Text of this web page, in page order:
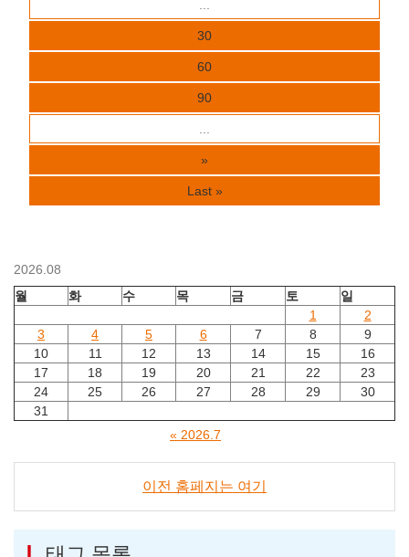
30
60
90
»
Last »
2026.08
월
화 수 목 금 토
일
1
2
3
4 5 6 7 8
9
10
11 12 13 14 15
16
17
18 19 20 21 22
23
24
25 26 27 28 29
30
31
« 2026.7
이전 홈페지는 여기